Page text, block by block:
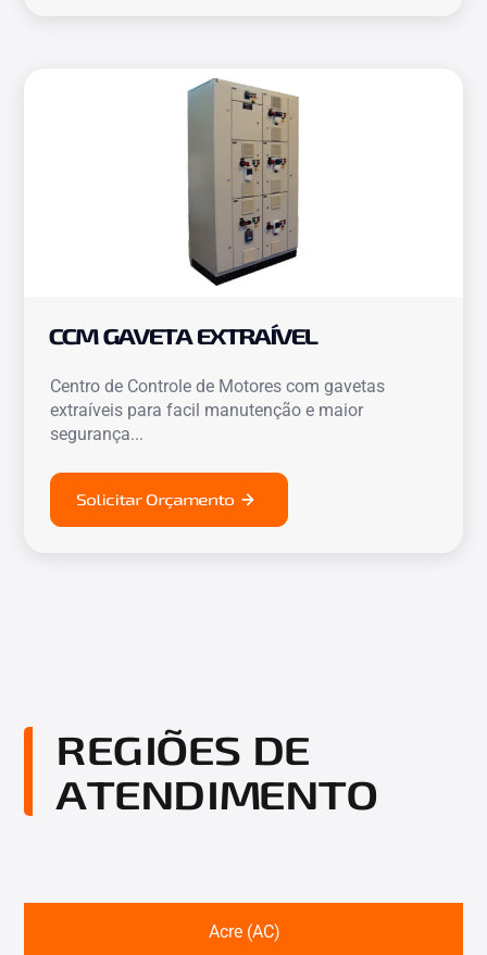
CCM GAVETA EXTRAÍVEL
Centro de Controle de Motores com gavetas
extraíveis para facil manutenção e maior
segurança...
Solicitar Orçamento
REGIÕES DE
ATENDIMENTO
Acre (AC)